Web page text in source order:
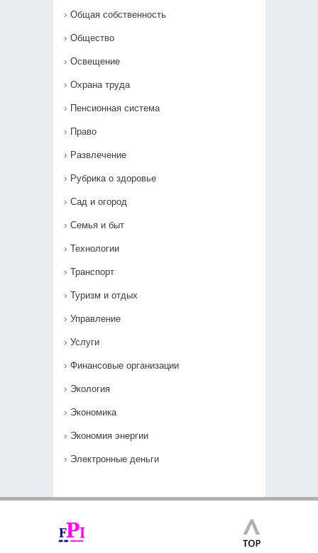
Общая собственность
Общество
Освещение
Охрана труда
Пенсионная система
Право
Развлечение
Рубрика о здоровье
Сад и огород
Семья и быт
Технологии
Транспорт
Туризм и отдых
Управление
Услуги
Финансовые организации
Экология
Экономика
Экономия энергии
Электронные деньги